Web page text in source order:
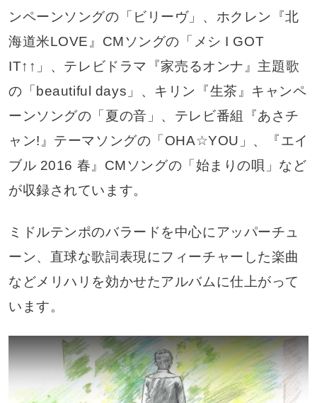
ンペーンソングの「ビリーヴ」、ホクレン『北
海道米LOVE』CMソングの「メシ I GOT
IT↑↑」、テレビドラマ『家売るオンナ』主題歌
の「beautiful days」、キリン『生茶』キャンペ
ーンソングの「夏の音」、テレビ番組『あさチ
ャン!』テーマソングの「OHA☆YOU」、『エイ
ブル 2016 春』CMソングの「始まりの唄」など
が収録されています。
ミドルテンポのバラードを中心にアッパーチュ
ーン、直球な歌詞表現にフィーチャーした楽曲
などメリハリを効かせたアルバムに仕上がって
います。